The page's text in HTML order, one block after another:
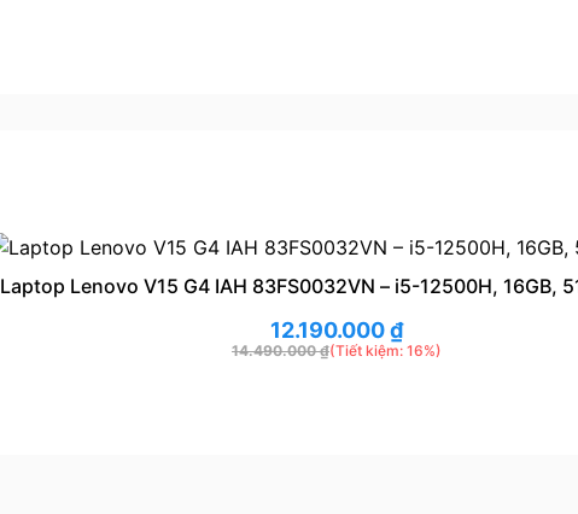
Laptop Lenovo V15 G4 IAH 83FS0032VN – i5-12500H, 16GB,
(Tiết kiệm: 16%)
14.490.000₫
12.190.000₫